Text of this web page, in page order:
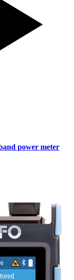
power meter